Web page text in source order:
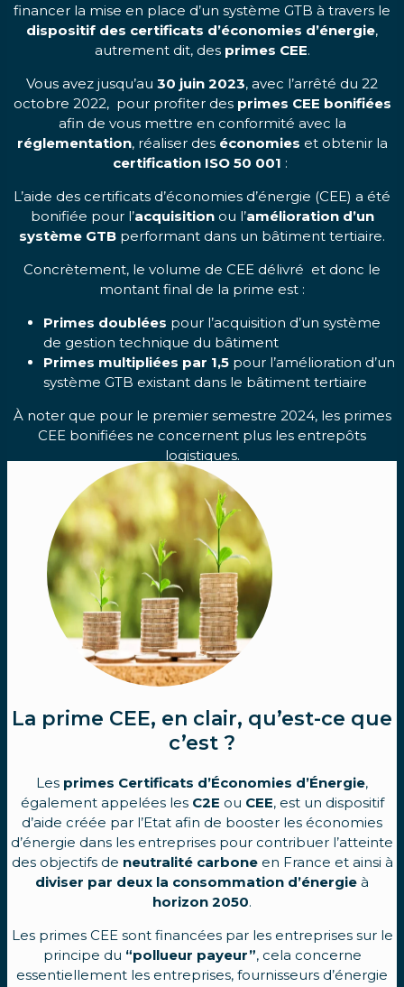
financer la mise en place d’un système GTB à travers le
dispositif des certificats d’économies d’énergie,
autrement dit, des primes CEE.
Vous avez jusqu’au 30 juin 2023, avec l’arrêté du 22
octobre 2022, pour profiter des primes CEE bonifiées
afin de vous mettre en conformité avec la
réglementation, réaliser des économies et obtenir la
certification ISO 50 001 :
L’aide des certificats d’économies d’énergie (CEE) a été
bonifiée pour l’acquisitionou l’amélioration d’un
système GTB performant dans un bâtiment tertiaire.
Concrètement, le volume de CEE délivré et donc le
montant final de la prime est :
Primes doublées pour l’acquisition d’un système
de gestion technique du bâtiment
Primes multipliées par 1,5 pour l’amélioration d’un
système GTB existant dans le bâtiment tertiaire
À noter que pour le premier semestre 2024, les primes
CEE bonifiées ne concernent plus les entrepôts
logistiques.
La prime CEE, en clair, qu’est-ce que
c’est ?
Les primes Certificats d’Économies d’Énergie,
également appelées les C2E ou CEE, est un dispositif
d’aide créée par l’Etat afin de booster les économies
d’énergie dans les entreprises pour contribuer l’atteinte
des objectifs de neutralité carboneen France et ainsi à
diviser par deux la consommation d’énergie à
horizon 2050.
Les primes CEE sont financées par les entreprises sur le
principe du “pollueur payeur”, cela concerne
essentiellement les entreprises, fournisseurs d’énergie